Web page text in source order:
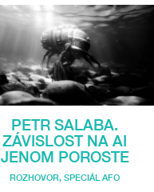
PETR SALABA.
ZÁVISLOST NA AI
JENOM POROSTE
ROZHOVOR SPECIÁL AFO